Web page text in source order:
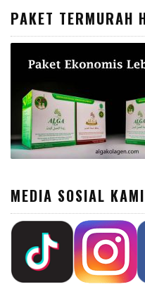
PAKET TERMURAH
MEDIA SOSIAL KAMI